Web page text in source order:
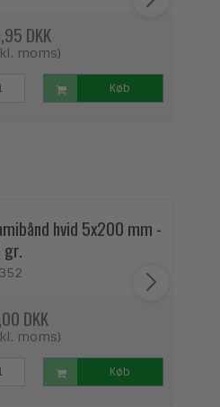
DKK
moms)
Køb
hvid 5x200 mm -
DKK
moms)
Køb